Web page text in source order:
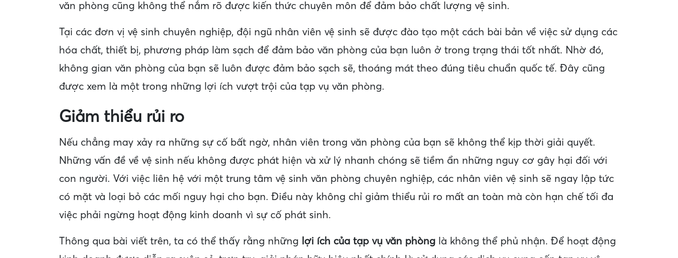
văn phòng cũng không thể nắm rõ được kiến thức chuyên môn để đảm bảo chất lượng vệ sinh.
Tại các đơn vị vệ sinh chuyên nghiệp, đội ngũ nhân viên vệ sinh sẽ được đào tạo một cách bài bản về việc sử dụng các
hóa chất, thiết bị, phương pháp làm sạch để đảm bảo văn phòng của bạn luôn ở trong trạng thái tốt nhất. Nhờ đó,
không gian văn phòng của bạn sẽ luôn được đảm bảo sạch sẽ, thoáng mát theo đúng tiêu chuẩn quốc tế. Đây cũng
được xem là một trong những lợi ích vượt trội của tạp vụ văn phòng.
Giảm thiểu rủi ro
Nếu chẳng may xảy ra những sự cố bất ngờ, nhân viên trong văn phòng của bạn sẽ không thể kịp thời giải quyết.
Những vấn đề về vệ sinh nếu không được phát hiện và xử lý nhanh chóng sẽ tiềm ẩn những nguy cơ gây hại đối với
con người. Với việc liên hệ với một trung tâm vệ sinh văn phòng chuyên nghiệp, các nhân viên vệ sinh sẽ ngay lập tức
có mặt và loại bỏ các mối nguy hại cho bạn. Điều này không chỉ giảm thiểu rủi ro mất an toàn mà còn hạn chế tối đa
việc phải ngừng hoạt động kinh doanh vì sự cố phát sinh.
Thông qua bài viết trên, ta có thể thấy rằng những lợi ích của tạp vụ văn phòng là không thể phủ nhận. Để hoạt động